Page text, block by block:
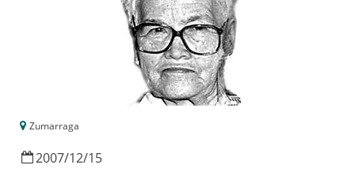
Zumarraga
2007/12/15